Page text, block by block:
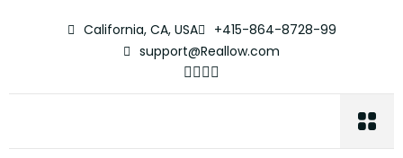
California, CA, USA
+415-864-8728-99
support@Reallow.com